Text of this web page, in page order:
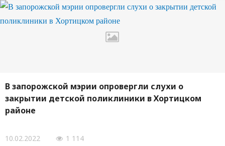
В запорожской мэрии опровергли слухи о
закрытии детской поликлиники в Хортицком
районе
10.02.2022 1 114